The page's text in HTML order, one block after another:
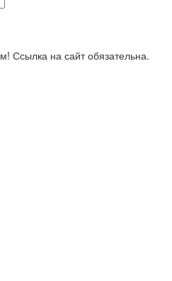
Ссылка на сайт обязательна.